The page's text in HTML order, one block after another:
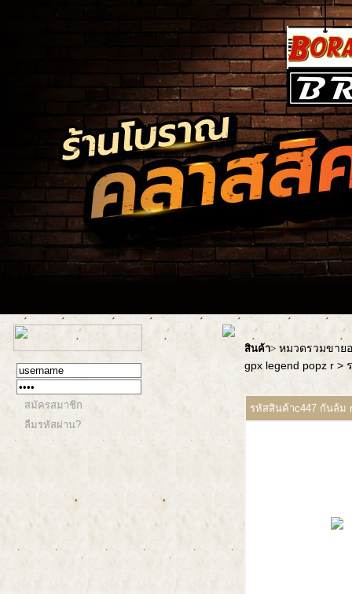
สมัครสมาชิก
ลืมรหัสผ่าน?
สินค้า> หมวดรวมขาย
gpx legend popz r >
รหัสสินค้าc447 กันล้ม